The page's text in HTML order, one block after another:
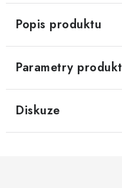
Popis produktu
Parametry
Diskuze